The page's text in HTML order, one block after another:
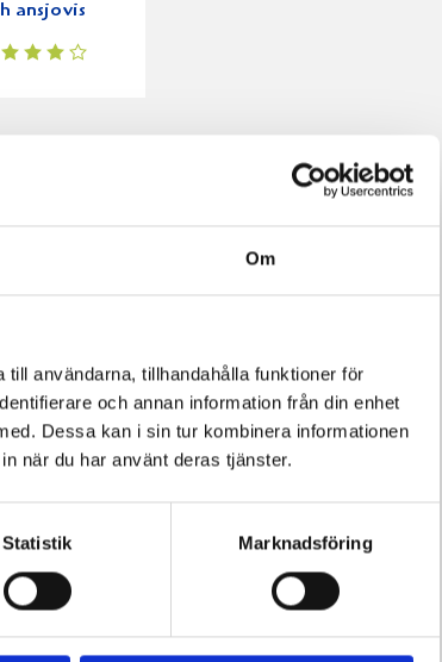
Om
användarna, tillhandahålla funktioner för
och annan information från din enhet
Dessa kan i sin tur kombinera informationen
när du har använt deras tjänster.
Statistik Marknadsföring
ansjovis